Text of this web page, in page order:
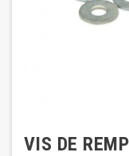
VIS DE